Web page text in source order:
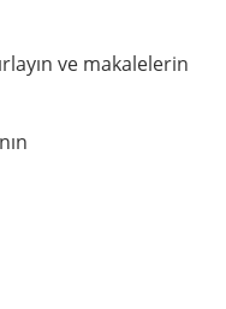
ve makalelerin